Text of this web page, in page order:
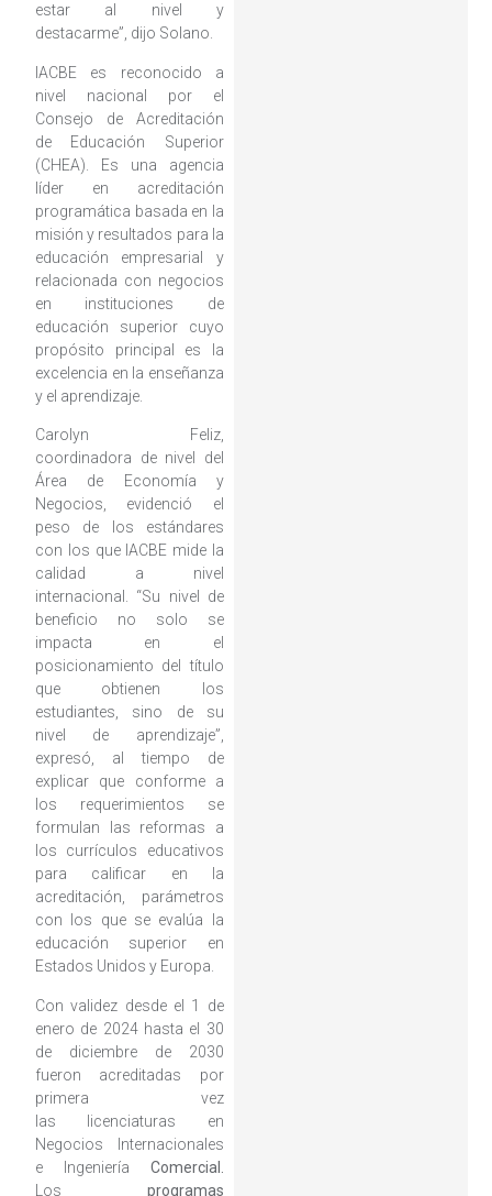
estar al nivel y
destacarme”, dijo Solano.
IACBE es reconocido a
nivel nacional por el
Consejo de Acreditación
de Educación Superior
(CHEA). Es una agencia
líder en acreditación
programática basada en la
misión y resultados para la
educación empresarial y
relacionada con negocios
en instituciones de
educación superior cuyo
propósito principal es la
excelencia en la enseñanza
y el aprendizaje.
Carolyn Feliz,
coordinadora de nivel del
Área de Economía y
Negocios, evidenció el
peso de los estándares
con los que IACBE mide la
calidad a nivel
internacional. “Su nivel de
beneficio no solo se
impacta en el
posicionamiento del título
que obtienen los
estudiantes, sino de su
nivel de aprendizaje”,
expresó, al tiempo de
explicar que conforme a
los requerimientos se
formulan las reformas a
los currículos educativos
para calificar en la
acreditación, parámetros
con los que se evalúa la
educación superior en
Estados Unidos y Europa.
Con validez desde el 1 de
enero de 2024 hasta el 30
de diciembre de 2030
fueron acreditadas por
primera vez
las licenciaturas en
Negocios Internacionales
e Ingeniería Comercial.
Los programas